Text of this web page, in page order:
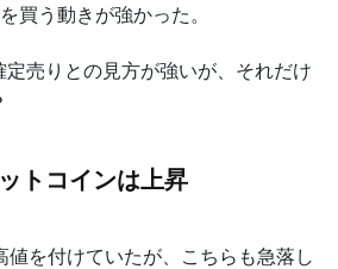
買う動きが強かった。
売りとの見方が強いが、それだけ
トコインは上昇
を付けていたが、こちらも急落し